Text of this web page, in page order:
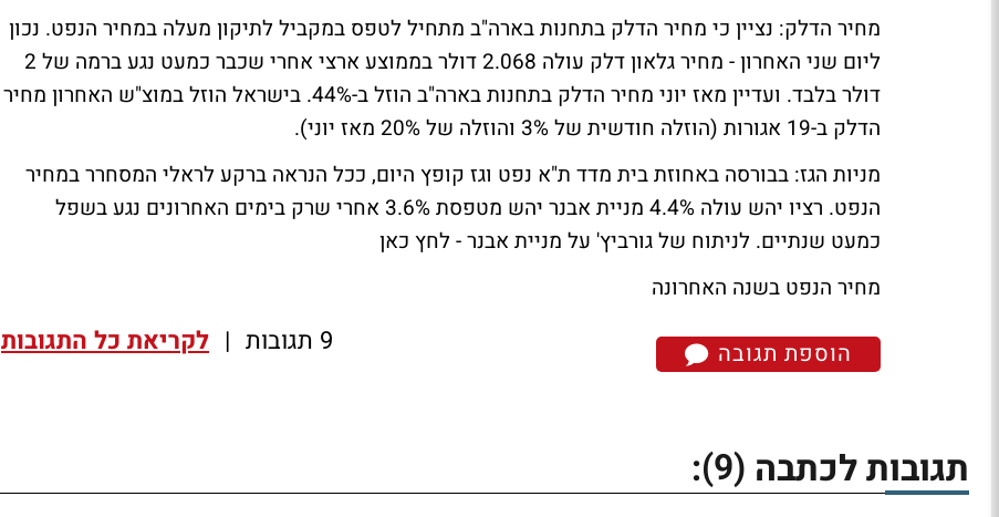
מחיר הדלק: נציין כי מחיר הדלק בתחנות בארה"ב מתחיל לטפס במקביל לתיקון מעלה במחיר הנפט. נכון
ליום שני האחרון - מחיר גלאון דלק עולה 2.068 דולר בממוצע ארצי אחרי שכבר כמעט נגע ברמה של 2
דולר בלבד. ועדיין מאז יוני מחיר הדלק בתחנות בארה"ב הוזל ב-44%. בישראל הוזל במוצ"ש האחרון מחיר
הדלק ב-19 אגורות (הוזלה חודשית של 3% והוזלה של 20% מאז יוני).
מניות הגז: בבורסה באחוזת בית מדד ת"א נפט וגז קופץ היום, ככל הנראה ברקע לראלי המסחרר במחיר
הנפט. רציו יהש עולה 4.4% מניית אבנר יהש מטפסת 3.6% אחרי שרק בימים האחרונים נגע בשפל
כמעט שנתיים. לניתוח של גורביץ' על מניית אבנר - לחץ כאן
מחיר הנפט בשנה האחרונה
הוספת תגובה 9 תגובות | לקריאת כל התגובות
תגובות לכתבה (9)
: